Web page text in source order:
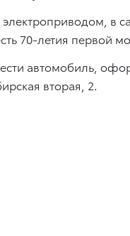
в
70-летия первой
автомобиль,
вторая, 2.